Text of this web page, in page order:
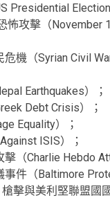
Presidential Election
怖攻擊（November
機（Syrian Civil
Earthquakes）；
Debt Crisis）；
Equality）；
ISIS）；
（Charlie Hebdo
事件（Baltimore
槍擊與美利堅聯盟國